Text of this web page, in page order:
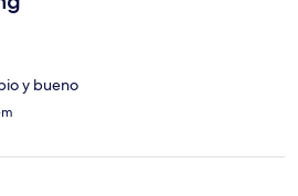
y bueno